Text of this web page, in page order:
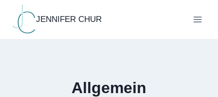
springen
JENNIFER CHUR
Allgemein